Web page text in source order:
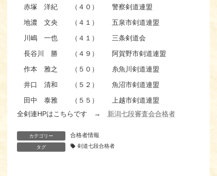
赤塚 洋紀 （４０）
警察剣道連盟
地濃 文央
（４１）
五泉市剣道連盟
川嶋 一也
（４１）
三条剣道会
長谷川 勝
（４９）
阿賀野市剣道連盟
作本 雅之
（５０）
糸魚川剣道連盟
井口 清和
（５２）
魚沼市剣道連盟
田中 泰雅
（５５）
上越市剣道連盟
全剣連HPはこちらです → 新潟七段審査会合格者
カテゴリー 合格者情報
タグ 剣道七段合格者